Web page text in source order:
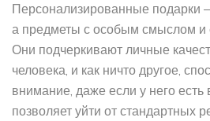
Персонализированные подарки
а предметы с особым смыслом и
Они подчеркивают личные
человека, и как ничто другое,
внимание, даже если у него есть
позволяет уйти от стандартных